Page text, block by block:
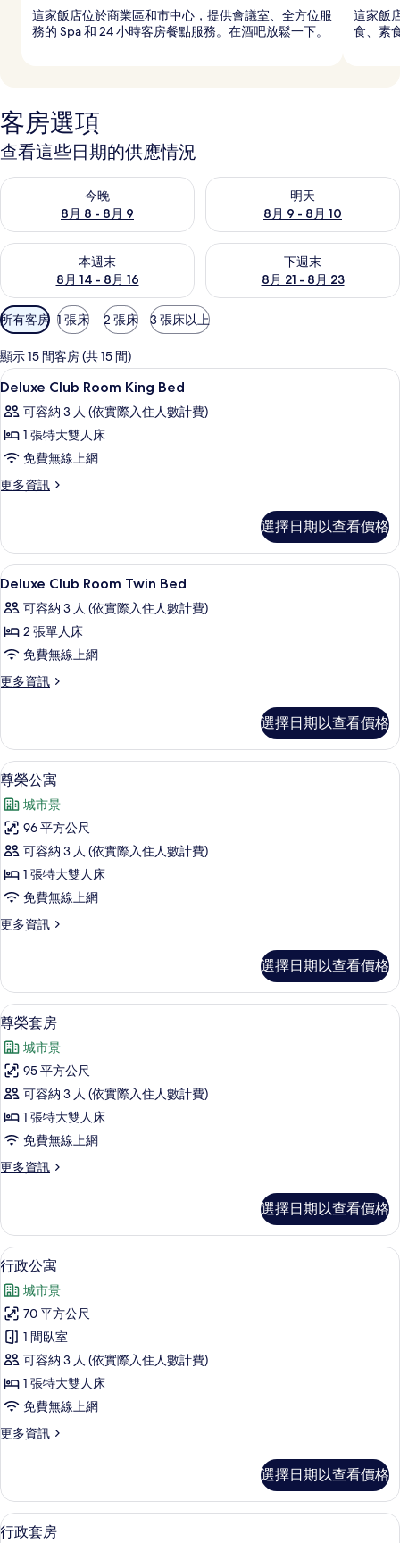
這家飯店位於商業區和市中心，提供會議室、全方位服
務的 Spa 和 24 小時客房餐點服務。在酒吧放鬆一下。
這家飯
食、素
客房選項
查看這些日期的供應情況
今晚
8月 8 - 8月 9
查看今晚 (8月 8 - 8月 9) 的供應情況
明天
8月 9 - 8月 10
查看明天 (8月 9 - 8月 10) 的供
本週末
8月 14 - 8月 16
查看本週末 (8月 14 - 8月 16) 的供應情況
下週末
8月 21 - 8月 23
查看下週末 (8月 21 - 8月 23)
可
用
的
客
房
篩
選
條
所有客房 1 張床 2 張床 3 張床以上
顯示 15 間客房 (共 15 間)
顯
示
Deluxe
Club
Room
King
所
有
片
迷你吧、客房內保險箱、書桌、遮光
8
Deluxe Club Room King Bed
可容納 3 人 (依實際入住人數計費)
1 張特大雙人床
免費無線上網
更多資訊
更
Room
King
Bed
詳
情
選擇日期以查看價格
顯
示
Deluxe
Club
Room
Twin
所
有
相
片
迷你吧、客房內保險箱、書桌、遮光
7
Deluxe Club Room Twin Bed
可容納 3 人 (依實際入住人數計費)
2 張單人床
免費無線上網
更多資訊
更
Room
Twin
Bed
的
詳
情
選擇日期以查看價格
顯
示
尊
榮
公
寓
的
所
相
片
尊榮公寓 | 迷你吧、客房內保險箱、
9
尊榮公寓
城市景
96 平方公尺
可容納 3 人 (依實際入住人數計費)
1 張特大雙人床
免費無線上網
更多資訊
更
公
寓
的
詳
情
選擇日期以查看價格
顯
示
尊
榮
套
房
的
所
相
片
尊榮套房 | 迷你吧、客房內保險箱、
9
尊榮套房
城市景
95 平方公尺
可容納 3 人 (依實際入住人數計費)
1 張特大雙人床
免費無線上網
更多資訊
更
套
房
的
詳
情
選擇日期以查看價格
顯
示
行
政
公
寓
的
所
有
片
行政公寓 | 迷你吧、客房內保險箱、
6
行政公寓
城市景
70 平方公尺
1 間臥室
可容納 3 人 (依實際入住人數計費)
1 張特大雙人床
免費無線上網
更多資訊
更
公
寓
的
選擇日期以查看價格
顯
行政套房 | 迷你吧、客房內保險箱、
7
行政套房